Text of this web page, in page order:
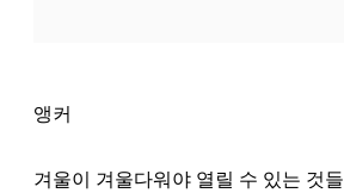
앵커
겨울이 겨울다워야 열릴 수 있는 것들